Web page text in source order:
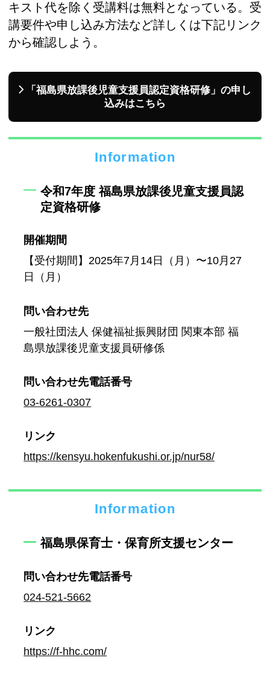
キスト代を除く受講料は無料となっている。受
講要件や申し込み方法など詳しくは下記リンク
から確認しよう。
「福島県放課後児童支援員認定資格研修」の申し
込みはこちら
Information
令和7年度 福島県放課後児童支援員認
定資格研修
開催期間
【受付期間】2025年7月14日（月）〜10月27
日（月）
問い合わせ先
一般社団法人 保健福祉振興財団 関東本部 福
島県放課後児童支援員研修係
問い合わせ先電話番号
03-6261-0307
リンク
https://kensyu.hokenfukushi.or.jp/nur58/
Information
福島県保育士・保育所支援センター
問い合わせ先電話番号
024-521-5662
リンク
https://f-hhc.com/